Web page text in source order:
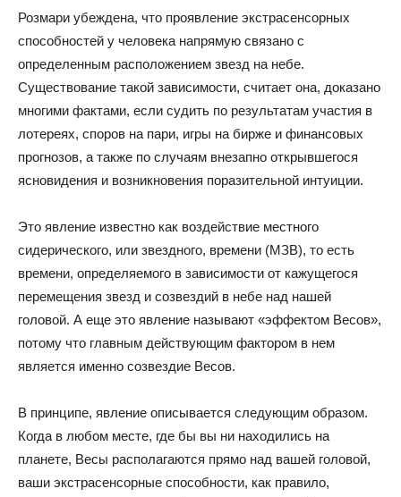
Розмари убеждена, что проявление экстрасенсорных
способностей у человека напрямую связано с
определенным расположением звезд на небе.
Существование такой зависимости, считает она, доказано
многими фактами, если судить по результатам участия в
лотереях, споров на пари, игры на бирже и финансовых
прогнозов, а также по случаям внезапно открывшегося
ясновидения и возникновения поразительной интуиции.
Это явление известно как воздействие местного
сидерического, или звездного, времени (МЗВ), то есть
времени, определяемого в зависимости от кажущегося
перемещения звезд и созвездий в небе над нашей
головой. А еще это явление называют «эффектом Весов»,
потому что главным действующим фактором в нем
является именно созвездие Весов.
В принципе, явление описывается следующим образом.
Когда в любом месте, где бы вы ни находились на
планете, Весы располагаются прямо над вашей головой,
ваши экстрасенсорные способности, как правило,